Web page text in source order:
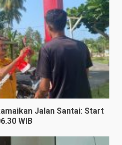
Jalan Santai: Start
WIB